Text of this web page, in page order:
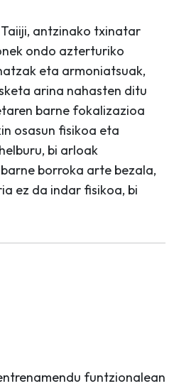
antzinako txinatar
ondo azterturiko
eta armoniatsuak,
arina nahasten ditu
barne fokalizazioa
osasun fisikoa eta
bi arloak
borroka arte bezala,
ez da indar fisikoa, bi
funtzionalean